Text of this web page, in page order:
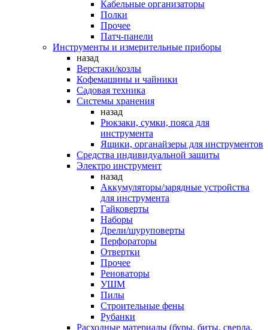
Кабельные организаторы
Полки
Прочее
Патч-панели
Инструменты и измерительные приборы
назад
Верстаки/козлы
Кофемашины и чайники
Садовая техника
Системы хранения
назад
Рюкзаки, сумки, пояса для
инструмента
Ящики, органайзеры для инструментов
Средства индивидуальной защиты
Электро инструмент
назад
Аккумуляторы/зарядные устройства
для инструмента
Гайковерты
Наборы
Дрели/шуруповерты
Перфораторы
Отвертки
Прочее
Реноваторы
УШМ
Пилы
Строительные фены
Рубанки
Расходные материалы (буры, биты, сверла,